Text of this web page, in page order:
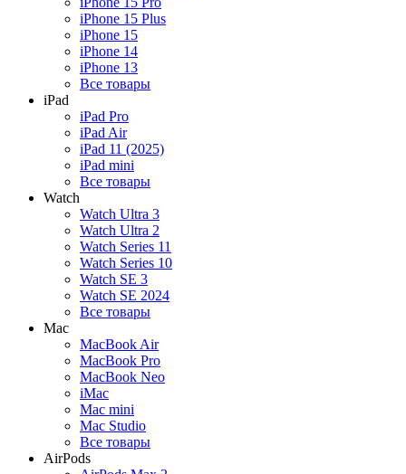
iPhone 15 Plus
iPhone 15
iPhone 14
iPhone 13
Все товары
iPad
iPad Pro
iPad Air
iPad 11 (2025)
iPad mini
Все товары
Watch
Watch Ultra 3
Watch Ultra 2
Watch Series 11
Watch Series 10
Watch SE 3
Watch SE 2024
Все товары
Mac
MacBook Air
MacBook Pro
MacBook Neo
iMac
Mac mini
Mac Studio
Все товары
AirPods